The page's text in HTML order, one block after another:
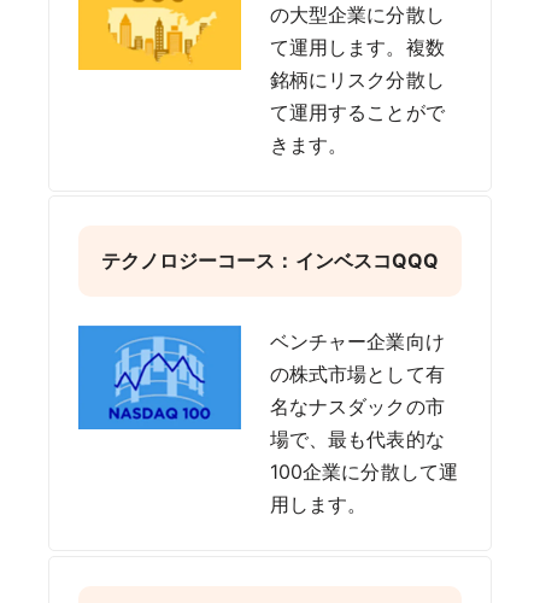
の大型企業に分散し
て運用します。複数
銘柄にリスク分散し
て運用することがで
きます。
テクノロジーコース：インベスコQQQ
ベンチャー企業向け
の株式市場として有
名なナスダックの市
場で、最も代表的な
100企業に分散して運
用します。